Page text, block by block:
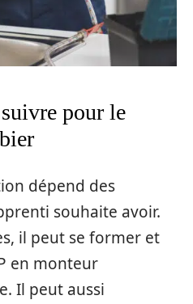
pour le
dépend des
souhaite avoir.
il peut se former et
en monteur
Il peut aussi